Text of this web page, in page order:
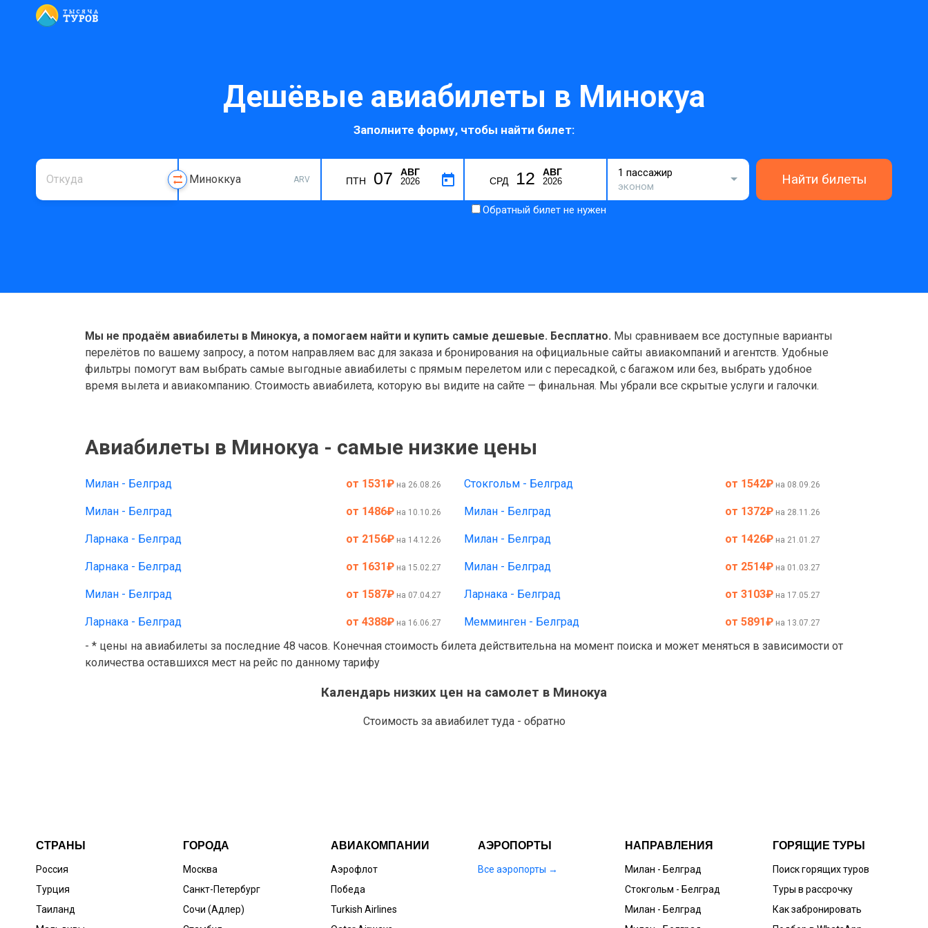
Дешёвые авиабилеты в Минокуа
Заполните форму, чтобы найти билет:
ARV ПТН 07 АВГ
2026 СРД 12 АВГ
2026
1 пассажир
эконом
Найти билеты
Обратный билет не нужен
Мы не продаём авиабилеты в Минокуа, а помогаем найти и купить самые дешевые. Бесплатно. Мы сравниваем все доступные варианты
перелётов по вашему запросу, а потом направляем вас для заказа и бронирования на официальные сайты авиакомпаний и агентств. Удобные
фильтры помогут вам выбрать самые выгодные авиабилеты с прямым перелетом или с пересадкой, с багажом или без, выбрать удобное
время вылета и авиакомпанию. Стоимость авиабилета, которую вы видите на сайте — финальная. Мы убрали все скрытые услуги и галочки.
Авиабилеты в Минокуа - самые низкие цены
Милан - Белград от 1531₽ на 26.08.26 Стокгольм - Белград от 1542₽ на 08.09.26
Милан - Белград от 1486₽ на 10.10.26 Милан - Белград от 1372₽ на 28.11.26
Ларнака - Белград от 2156₽ на 14.12.26 Милан - Белград от 1426₽ на 21.01.27
Ларнака - Белград от 1631₽ на 15.02.27 Милан - Белград от 2514₽ на 01.03.27
Милан - Белград от 1587₽ на 07.04.27 Ларнака - Белград от 3103₽ на 17.05.27
Ларнака - Белград от 4388₽ на 16.06.27 Мемминген - Белград от 5891₽ на 13.07.27
- * цены на авиабилеты за последние 48 часов. Конечная стоимость билета действительна на момент поиска и может меняться в зависимости от
количества оставшихся мест на рейс по данному тарифу
Календарь низких цен на самолет в Минокуа
Стоимость за авиабилет туда - обратно
СТРАНЫ
Россия
Турция
Таиланд
ГОРОДА
Москва
Санкт-Петербург
Сочи (Адлер)
АВИАКОМПАНИИ
Аэрофлот
Победа
Turkish Airlines
АЭРОПОРТЫ
Все аэропорты →
НАПРАВЛЕНИЯ
Милан - Белград
Стокгольм - Белград
Милан - Белград
ГОРЯЩИЕ ТУРЫ
Поиск горящих туров
Туры в рассрочку
Как забронировать